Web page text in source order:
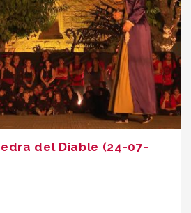
del Diable (24-07-